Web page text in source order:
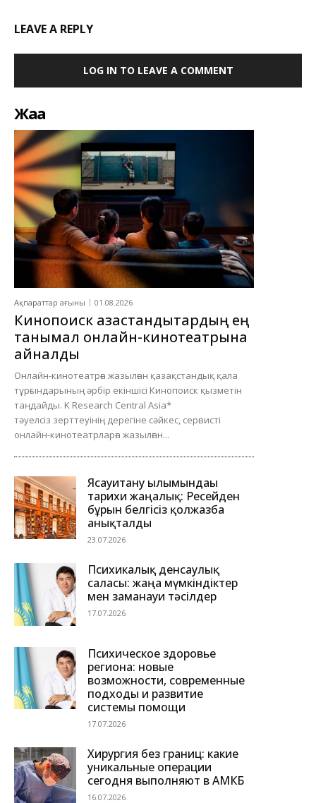
LEAVE A REPLY
LOG IN TO LEAVE A COMMENT
Жаңа
Ақпараттар ағыны 01.08.2026
Кинопоиск қазақстандықтардың ең
танымал онлайн-кинотеатрына
айналды
Онлайн-кинотеатрға жазылған қазақстандық қала
тұрғындарының әрбір екіншісі Кинопоиск қызметін
таңдайды. K Research Central Asia*
тәуелсіз зерттеуінің дерегіне сәйкес, сервисті
онлайн-кинотеатрларға жазылған...
Ясауитану ғылымындағы
тарихи жаңалық: Ресейден
бұрын белгісіз қолжазба
анықталды
23.07.2026
Психикалық денсаулық
саласы: жаңа мүмкіндіктер
мен заманауи тәсілдер
17.07.2026
Психическое здоровье
региона: новые
возможности, современные
подходы и развитие
системы помощи
17.07.2026
Хирургия без границ: какие
уникальные операции
сегодня выполняют в АМКБ
16.07.2026